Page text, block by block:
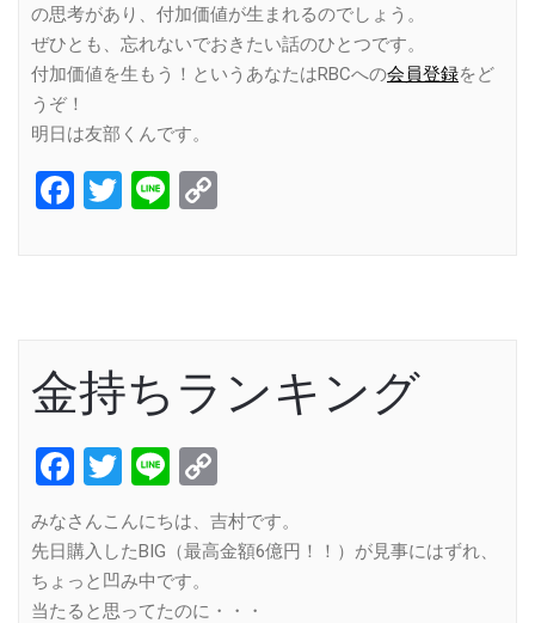
の思考があり、付加価値が生まれるのでしょう。
ぜひとも、忘れないでおきたい話のひとつです。
付加価値を生もう！というあなたはRBCへの会員登録をど
うぞ！
明日は友部くんです。
Facebook
Twitter
Line
金持ちランキング
Facebook
Twitter
Line
Link
みなさんこんにちは、吉村です。
先日購入したBIG（最高金額6億円！！）が見事にはずれ、
ちょっと凹み中です。
当たると思ってたのに・・・